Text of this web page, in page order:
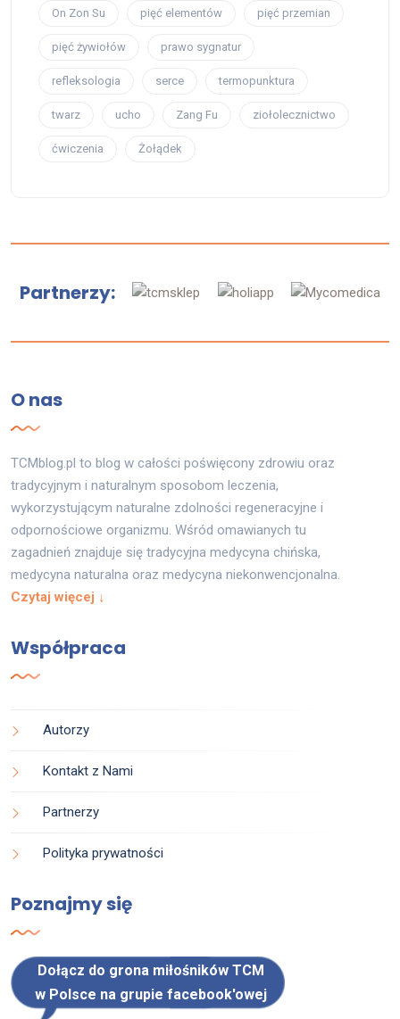
On Zon Su pięć elementów pięć przemian
pięć żywiołów prawo sygnatur
refleksologia serce termopunktura
twarz ucho Zang Fu ziołolecznictwo
ćwiczenia Żołądek
Partnerzy:
O nas
TCMblog.pl to blog w całości poświęcony zdrowiu oraz
tradycyjnym i naturalnym sposobom leczenia,
wykorzystującym naturalne zdolności regeneracyjne i
odpornościowe organizmu. Wśród omawianych tu
zagadnień znajduje się tradycyjna medycyna chińska,
medycyna naturalna oraz medycyna niekonwencjonalna.
Czytaj więcej ↓
Współpraca
Autorzy
Kontakt z Nami
Partnerzy
Polityka prywatności
Poznajmy się
Dołącz do grona miłośników TCM
w Polsce na grupie facebook'owej